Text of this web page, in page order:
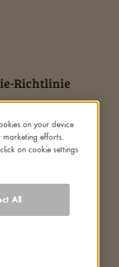
Richtlinie
on your device
marketing efforts.
on cookie settings
All